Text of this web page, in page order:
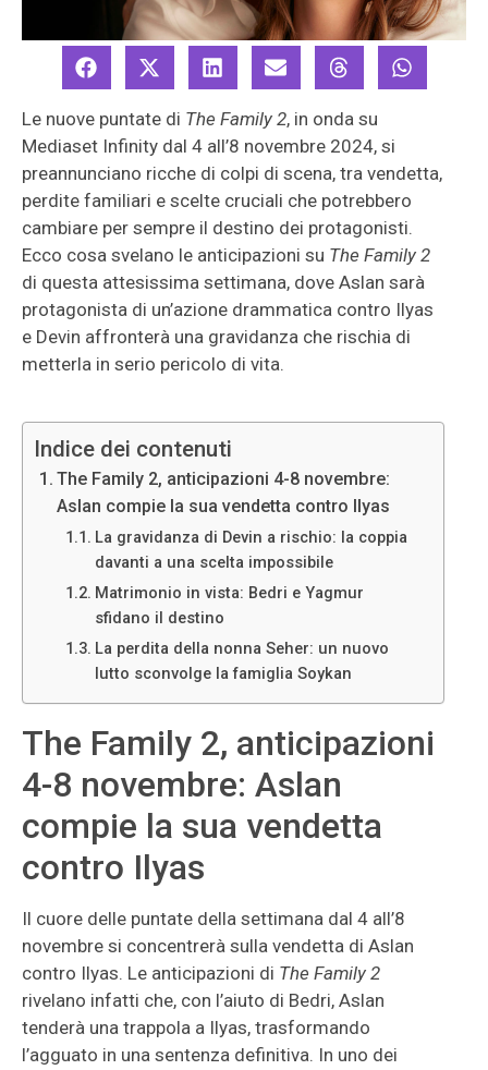
Le nuove puntate di The Family 2, in onda su
Mediaset Infinity dal 4 all’8 novembre 2024, si
preannunciano ricche di colpi di scena, tra vendetta,
perdite familiari e scelte cruciali che potrebbero
cambiare per sempre il destino dei protagonisti.
Ecco cosa svelano le anticipazioni su The Family 2
di questa attesissima settimana, dove Aslan sarà
protagonista di un’azione drammatica contro Ilyas
e Devin affronterà una gravidanza che rischia di
metterla in serio pericolo di vita.
Indice dei contenuti
The Family 2, anticipazioni 4-8 novembre:
Aslan compie la sua vendetta contro Ilyas
La gravidanza di Devin a rischio: la coppia
davanti a una scelta impossibile
Matrimonio in vista: Bedri e Yagmur
sfidano il destino
La perdita della nonna Seher: un nuovo
lutto sconvolge la famiglia Soykan
The Family 2, anticipazioni
4-8 novembre: Aslan
compie la sua vendetta
contro Ilyas
Il cuore delle puntate della settimana dal 4 all’8
novembre si concentrerà sulla vendetta di Aslan
contro Ilyas. Le anticipazioni di The Family 2
rivelano infatti che, con l’aiuto di Bedri, Aslan
tenderà una trappola a Ilyas, trasformando
l’agguato in una sentenza definitiva. In uno dei